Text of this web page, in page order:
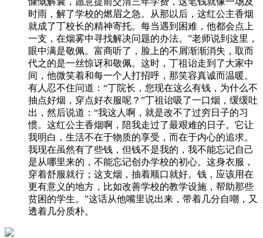
时雨，解了学校的燃眉之急。从那以后，这红公主香烟
就成了丁校长的精神寄托。每当遇到困难，他都会点上
一支，在烟雾中寻找解决问题的办法。”老师说到这里，
眼中满是敬佩。富商听了，脸上的不屑渐渐消失，取而
代之的是一丝惊讶和敬佩。这时，丁祖诒走到了大家中
间，他微笑着和每一个人打招呼，那笑容真诚而温暖。
有人忍不住问道：“丁院长，您现在这么有钱，为什么不
抽点好烟，穿点好衣服呢？”丁祖诒吸了一口烟，缓缓吐
出，然后说道：“我这人啊，就是改不了过穷日子的习
惯。这红公主香烟啊，陪我走过了最艰难的日子。它让
我明白，生活不在于物质的享受，而在于内心的追求。
我现在虽然有了些钱，但钱不是我的，我不能忘记自己
是从哪里来的，不能忘记创办学校的初心。这身衣服，
穿着舒服就行；这支烟，抽着顺口就好。钱，应该用在
更有意义的地方，比如改善学校的教学设施，帮助那些
贫困的学生。”这话从他嘴里说出来，带着几分自嘲，又
透着几分质朴。